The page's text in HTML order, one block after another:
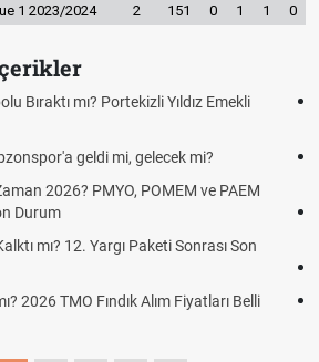
1 2023/2024 2 151 0 1 1 0
Ne Zaman 2026? Steam Summer Sale
Taşınıyor? Tolga Akış'tan İddialara
Açıklandı mı? 2026 Lise Yerleştirme
mı? Motorine indirim var mı?
Satın almanın perde arkası!